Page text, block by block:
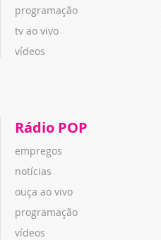
programação
tv ao vivo
vídeos
Rádio POP
empregos
notícias
ouça ao vivo
programação
vídeos